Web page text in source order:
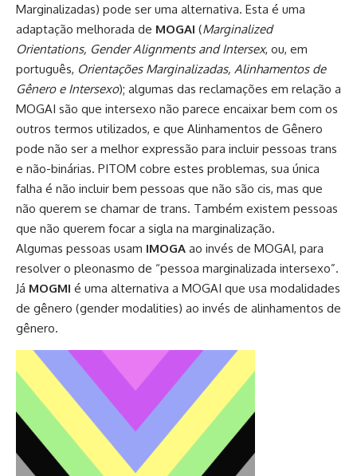
Marginalizadas) pode ser uma alternativa. Esta é uma
adaptação melhorada de MOGAI (Marginalized
Orientations, Gender Alignments and Intersex, ou, em
português, Orientações Marginalizadas, Alinhamentos de
Gênero e Intersexo); algumas das reclamações em relação a
MOGAI são que intersexo não parece encaixar bem com os
outros termos utilizados, e que Alinhamentos de Gênero
pode não ser a melhor expressão para incluir pessoas trans
e não-binárias. PITOM cobre estes problemas, sua única
falha é não incluir bem pessoas que não são cis, mas que
não querem se chamar de trans. Também existem pessoas
que não querem focar a sigla na marginalização.
Algumas pessoas usam IMOGA ao invés de MOGAI, para
resolver o pleonasmo de “pessoa marginalizada intersexo”.
Já MOGMI é uma alternativa a MOGAI que usa modalidades
de gênero (gender modalities) ao invés de alinhamentos de
gênero.